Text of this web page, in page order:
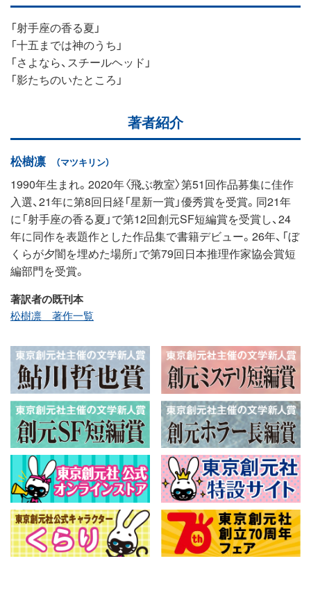
「射手座の香る夏」
「十五までは神のうち」
「さよなら、スチールヘッド」
「影たちのいたところ」
著者紹介
松樹凛 （マツキリン）
1990年生まれ。2020年〈飛ぶ教室〉第51回作品募集に佳作
入選、21年に第8回日経「星新一賞」優秀賞を受賞。同21年
に「射手座の香る夏」で第12回創元SF短編賞を受賞し、24
年に同作を表題作とした作品集で書籍デビュー。26年、「ぼ
くらが夕闇を埋めた場所」で第79回日本推理作家協会賞短
編部門を受賞。
著訳者の既刊本
松樹凛 著作一覧